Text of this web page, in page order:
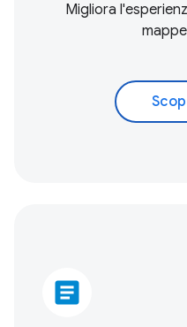
Migliora
article